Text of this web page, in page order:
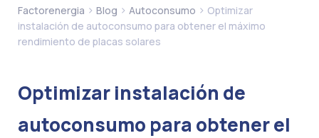
Factorenergia > Blog > Autoconsumo > Optimizar
instalación de autoconsumo para obtener el máximo
rendimiento de placas solares
Optimizar instalación de
autoconsumo para obtener el